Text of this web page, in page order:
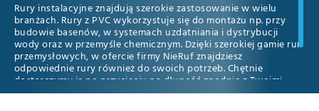
Rury instalacyjne znajdują szerokie zastosowanie w wielu
branżach. Rury z PVC wykorzystuje się do montażu np. przy
budowie basenów, w systemach uzdatniania i dystrybucji
wody oraz w przemyśle chemicznym. Dzięki szerokiej gamie rur
przemysłowych, w ofercie firmy NieRuf znajdziesz
odpowiednie rury również do swoich potrzeb. Chętnie
dostarczymy je po przycięciu na długość zgodnie z Twoimi
wytycznymi. Rury instalacyjne są dostępne w zakresie ciśnienia